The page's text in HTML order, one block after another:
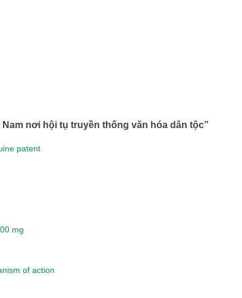
Nam nơi hội tụ truyền thống văn hóa dân tộc”
patent
mg
of action